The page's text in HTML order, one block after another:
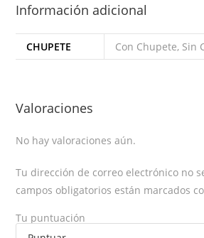
Información adicional
CHUPETE Con Chupete, Sin
Valoraciones
No hay valoraciones aún.
Tu dirección de correo electrónico no
campos obligatorios están marcados
Tu puntuación